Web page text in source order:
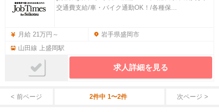
交通費支給/車・バイク通勤OK！/各種保...
月給 21万円～
岩手県盛岡市
山田線 上盛岡駅
求人詳細を見る
< 前ページ 2件中 1〜2件 次ページ >